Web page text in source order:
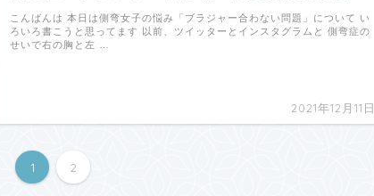
2021年12月11日
こんばんは 本日は側弯女子の悩み「ブラジャー合わない問題」について い
ろいろ書こうと思ってます 以前、ツイッターとインスタグラムと 側弯症の
せいで右の胸と左 …
1 2